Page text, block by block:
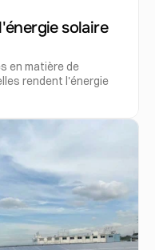
solaire
en matière de
rendent l'énergie